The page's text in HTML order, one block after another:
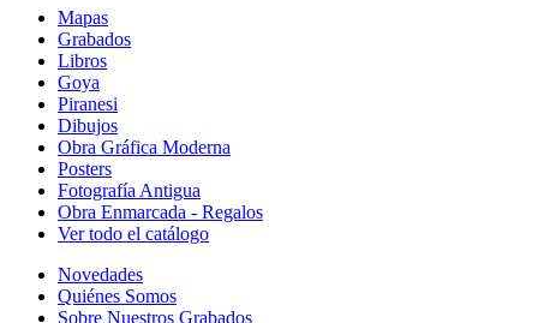
Mapas
Grabados
Libros
Goya
Piranesi
Dibujos
Obra Gráfica Moderna
Posters
Fotografía Antigua
Obra Enmarcada - Regalos
Ver todo el catálogo
Novedades
Quiénes Somos
Sobre Nuestros Grabados